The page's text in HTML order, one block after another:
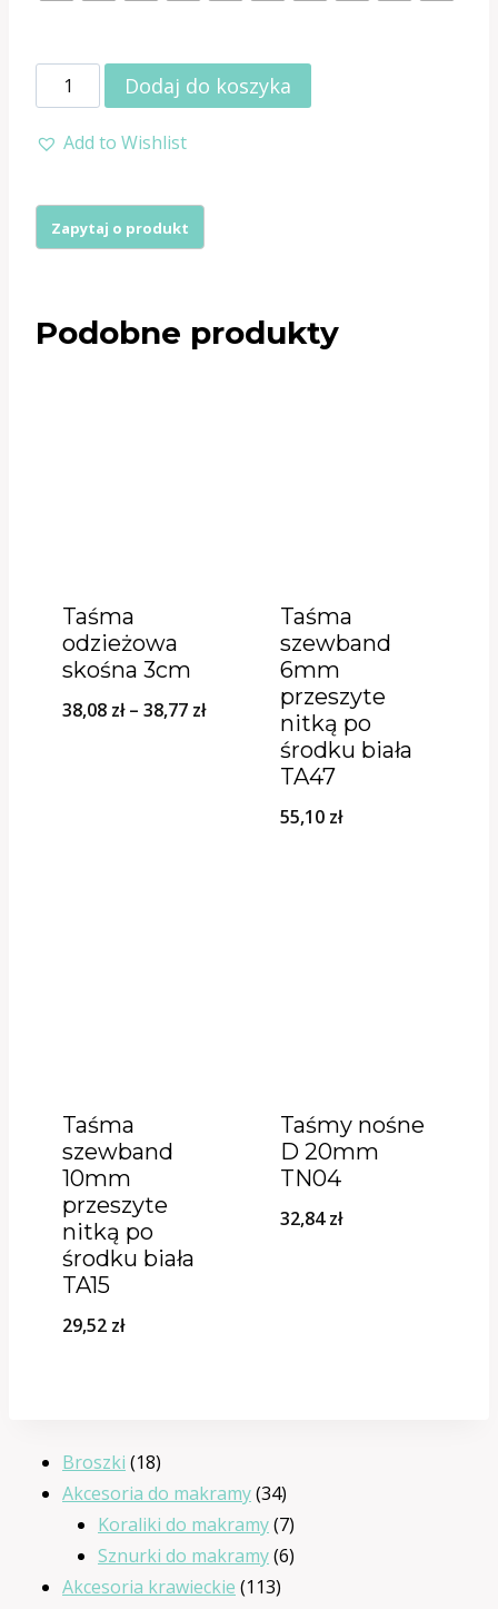
ilość
Taśma
odzieżowa
2cm
Dodaj do koszyka
Add to Wishlist
Podobne produkty
Taśma
odzieżowa
skośna 3cm
38,08 zł – 38,77 złZakres
Taśma
szewband
6mm
przeszyte
nitką po
środku biała
TA47
55,10 zł
Taśma
szewband
10mm
przeszyte
nitką po
środku biała
TA15
29,52 zł
Taśmy nośne
D 20mm
TN04
32,84zł
Broszki 1818
produktów
Akcesoria do makramy 3434
produkty
Koraliki do makramy 77
produktów
Sznurki do makramy 66
Akcesoria krawieckie 113113